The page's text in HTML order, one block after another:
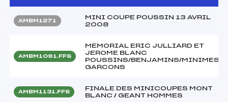
AMBM1271
MINI COUPE POUSSIN 13 AVRIL
2008
AMBM1091.FFS
MEMORIAL ERIC JULLIARD ET
JEROME BLANC
POUSSINS/BENJAMINS/MINIMES
GARCONS
AMBM1131.FFS
FINALE DES MINICOUPES MONT
BLANC / GEANT HOMMES